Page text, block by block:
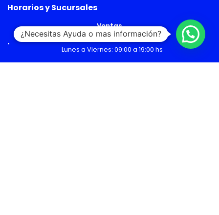
Horarios y Sucursales
Ventas
Lunes a Viernes: 09:00 a 19:00 hs
¿Necesitas Ayuda o mas información?